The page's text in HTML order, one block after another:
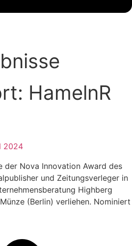
HamelnR
2024
der Nova Innovation Award des
und Zeitungsverleger in
Highberg
(Berlin) verliehen. Nominiert